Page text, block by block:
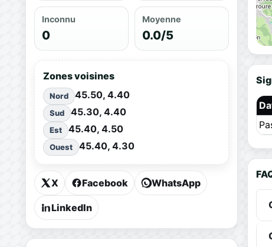
Inconnu
0
Moyenne
0.0/5
Zones voisines
Nord 45.50, 4.40
Sud 45.30, 4.40
Est 45.40, 4.50
Ouest 45.40, 4.30
X Facebook WhatsApp
LinkedIn